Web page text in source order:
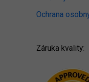
Ochrana
Záruka kvality: